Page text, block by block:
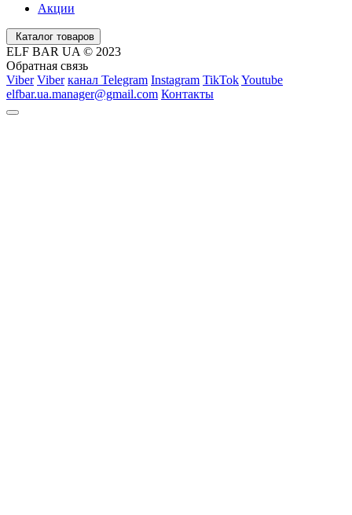
Акции
Каталог товаров
ELF BAR UA © 2023
Обратная связь
Viber Viber канал Telegram Instagram TikTokYoutube
elfbar.ua.manager@gmail.com Контакты